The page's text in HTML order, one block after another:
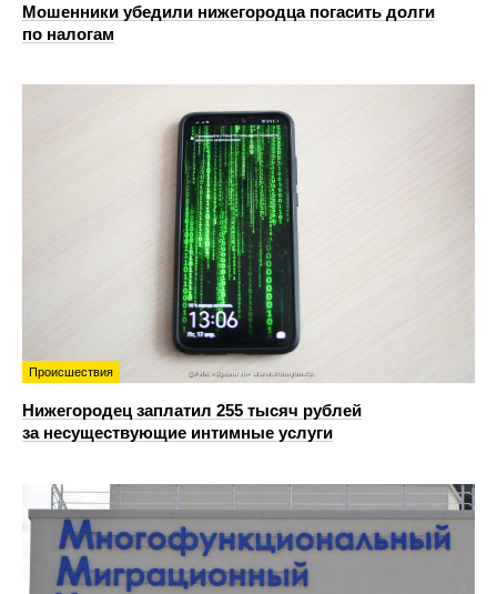
Мошенники убедили нижегородца погасить долги
по налогам
Происшествия
Нижегородец заплатил 255 тысяч рублей
за несуществующие интимные услуги